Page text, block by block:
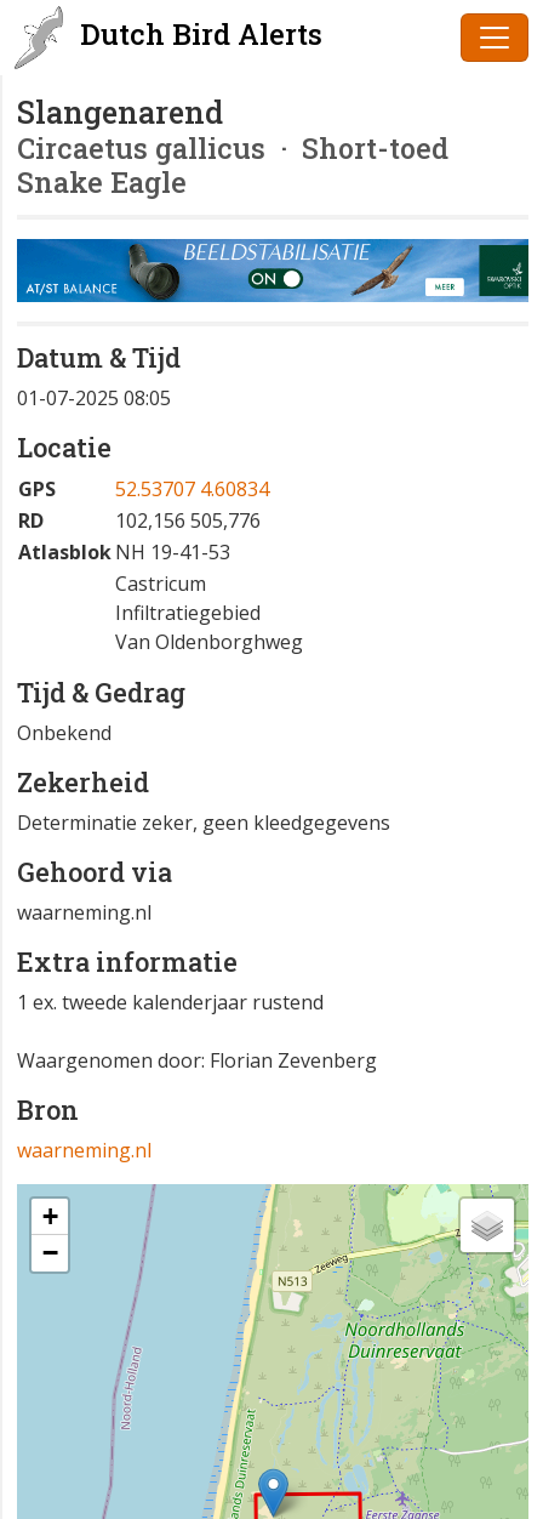
Dutch Bird Alerts
Slangenarend
Circaetus gallicus · Short-toed
Snake Eagle
Datum & Tijd
01-07-2025 08:05
Locatie
GPS
52.53707 4.60834
RD
102,156 505,776
AtlasblokNH 19-41-53
Castricum
Infiltratiegebied
Van Oldenborghweg
Tijd & Gedrag
Onbekend
Zekerheid
Determinatie zeker, geen kleedgegevens
Gehoord via
waarneming.nl
Extra informatie
1 ex. tweede kalenderjaar rustend
Waargenomen door: Florian Zevenberg
Bron
waarneming.nl
+
−